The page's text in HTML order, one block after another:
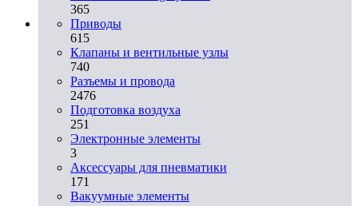
365
Приводы
615
Клапаны и вентильные узлы
740
Разъемы и провода
2476
Подготовка воздуха
251
Электронные элементы
3
Аксессуары для пневматики
171
Вакуумные элементы